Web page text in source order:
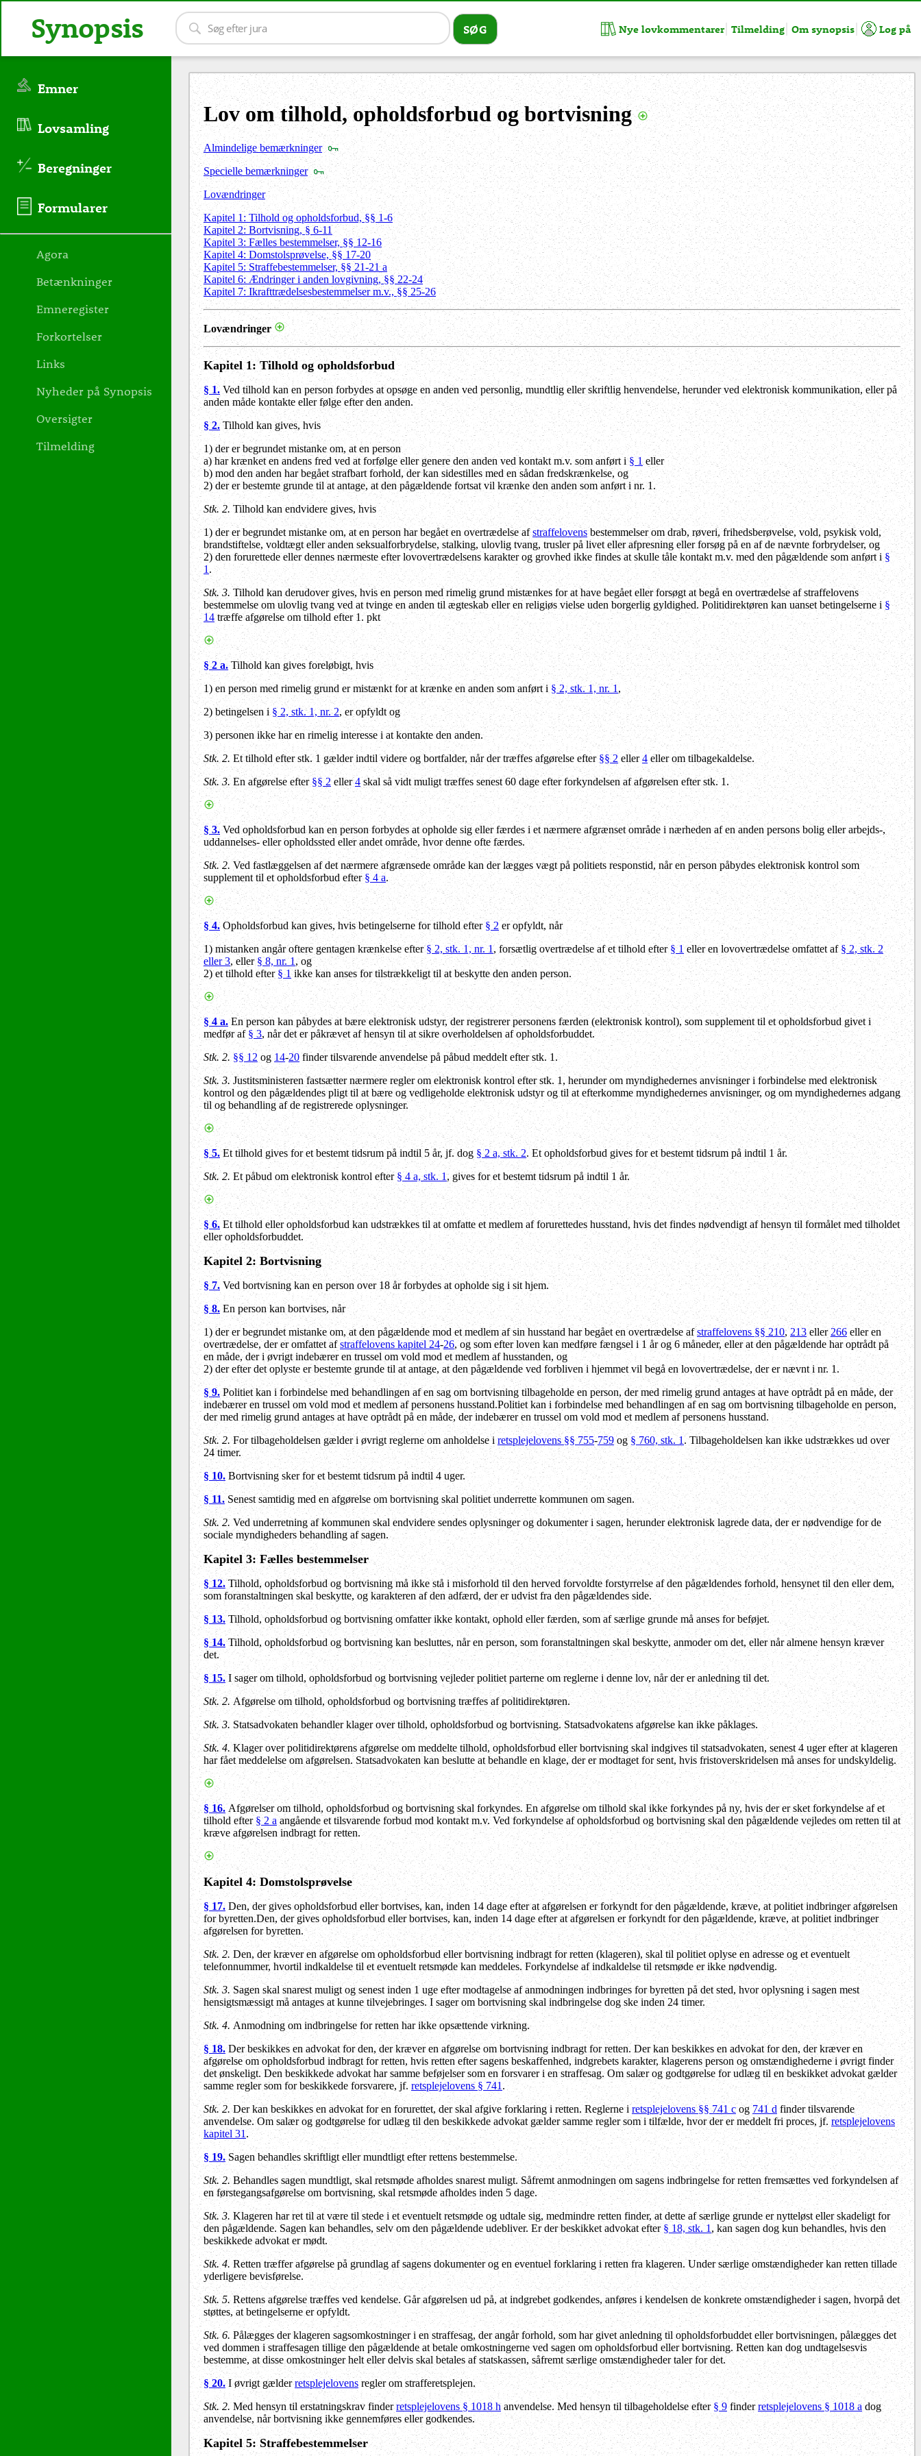
Lov om tilhold, opholdsforbud og bortvisning
Almindelige bemærkninger
Specielle bemærkninger
Lovændringer
Kapitel 1: Tilhold og opholdsforbud, §§ 1-6
Kapitel 2: Bortvisning, § 6-11
Kapitel 3: Fælles bestemmelser, §§ 12-16
Kapitel4: Domstolsprøvelse, §§ 17-20
Kapitel 5: Straffebestemmelser, §§ 21-21 a
Kapitel6: Ændringer i anden lovgivning, §§ 22-24
Kapitel7: Ikrafttrædelsesbestemmelser m.v., §§ 25-26
Lovændringer
Kapitel 1: Tilhold og opholdsforbud
§ 1. Ved tilhold kan en person forbydes at opsøge en anden ved personlig, mundtlig eller skriftlig henvendelse, herunder ved elektronisk kommunikation, eller på
anden måde kontakte eller følge efter den anden.
§ 2. Tilhold kan gives, hvis
1) der er begrundet mistanke om, at en person
a) har krænket en andens fred ved at forfølge eller genere den anden ved kontakt m.v. som anført i§ 1eller
b) mod den anden har begået strafbart forhold, der kan sidestilles med en sådan fredskrænkelse, og
2) der er bestemte grunde til at antage, at den pågældende fortsat vil krænke den anden som anført i nr. 1.
Stk. 2. Tilhold kan endvidere gives, hvis
1) der er begrundet mistanke om, at en person har begået en overtrædelse afstraffelovensbestemmelser om drab, røveri, frihedsberøvelse, vold, psykisk vold,
brandstiftelse, voldtægt eller anden seksualforbrydelse, stalking, ulovlig tvang, trusler på livet eller afpresning eller forsøg på en af de nævnte forbrydelser, og
2) den forurettede eller dennes nærmeste efter lovovertrædelsens karakter og grovhed ikke findes at skulle tåle kontakt m.v. med den pågældende som anført i§
1 .
Stk. 3. Tilhold kan derudover gives, hvis en person med rimelig grund mistænkes for at have begået eller forsøgt at begå en overtrædelse af straffelovens
bestemmelse om ulovlig tvang ved at tvinge en anden til ægteskab eller en religiøs vielse uden borgerlig gyldighed. Politidirektøren kan uanset betingelserne i §
14 træffe afgørelse om tilhold efter 1. pkt
§ 2 a.Tilhold kan gives foreløbigt, hvis
1) en person med rimelig grund er mistænkt for at krænke en anden som anført i § 2, stk. 1, nr. 1 ,
2) betingelsen i§ 2, stk. 1, nr. 2, er opfyldt og
3) personen ikke har en rimelig interesse i at kontakte den anden.
Stk. 2. Et tilhold efter stk. 1 gælder indtil videre og bortfalder, når der træffes afgørelse efter§§ 2 eller4 eller om tilbagekaldelse.
Stk. 3.En afgørelse efter§§ 2eller4skal så vidt muligt træffes senest 60 dage efter forkyndelsen af afgørelsen efter stk. 1.
§ 3. Ved opholdsforbud kan en person forbydes at opholde sig eller færdes i et nærmere afgrænset område i nærheden af en anden persons bolig eller arbejds-,
uddannelses- eller opholdssted eller andet område, hvor denne ofte færdes.
Stk. 2. Ved fastlæggelsen af det nærmere afgrænsede område kan der lægges vægt på politiets responstid, når en person påbydes elektronisk kontrol som
supplement til et opholdsforbud efter§ 4 a.
§ 4. Opholdsforbud kan gives, hvis betingelserne for tilhold efter § 2 er opfyldt, når
1) mistanken angår oftere gentagen krænkelse efter§ 2, stk. 1, nr. 1, forsætlig overtrædelse af et tilhold efter§ 1 eller en lovovertrædelse omfattet af§ 2, stk. 2
eller 3, eller§ 8, nr. 1, og
2) et tilhold efter§ 1 ikke kan anses for tilstrækkeligt til at beskytte den anden person.
§ 4 a.En person kan påbydes at bære elektronisk udstyr, der registrerer personens færden (elektronisk kontrol), som supplement til et opholdsforbud givet i
medfør af§ 3, når det er påkrævet af hensyn til at sikre overholdelsen af opholdsforbuddet.
Stk. 2. §§ 12 og 14-20finder tilsvarende anvendelse på påbud meddelt efter stk. 1.
Stk. 3.Justitsministeren fastsætter nærmere regler om elektronisk kontrol efter stk. 1, herunder om myndighedernes anvisninger i forbindelse med elektronisk
kontrol og den pågældendes pligt til at bære og vedligeholde elektronisk udstyr og til at efterkomme myndighedernes anvisninger, og om myndighedernes adgang
til og behandling af de registrerede oplysninger.
§ 5.Et tilhold gives for et bestemt tidsrum på indtil 5 år, jf. dog § 2 a, stk. 2. Et opholdsforbud gives for et bestemt tidsrum på indtil 1 år.
Stk. 2. Et påbud om elektronisk kontrol efter § 4 a, stk. 1, gives for et bestemt tidsrum på indtil 1 år.
§ 6. Et tilhold eller opholdsforbud kan udstrækkes til at omfatte et medlem af forurettedes husstand, hvis det findes nødvendigt af hensyn til formålet med tilholdet
eller opholdsforbuddet.
Kapitel 2: Bortvisning
§ 7. Ved bortvisning kan en person over 18 år forbydes at opholde sig i sit hjem.
§ 8. En person kan bortvises, når
1) der er begrundet mistanke om, at den pågældende mod et medlem af sin husstand har begået en overtrædelse afstraffelovens §§ 210,213eller266eller en
overtrædelse, der er omfattet afstraffelovens kapitel 24-26, og som efter loven kan medføre fængsel i 1 år og 6 måneder, eller at den pågældende har optrådt på
en måde, der i øvrigt indebærer en trussel om vold mod et medlem af husstanden, og
2) der efter det oplyste er bestemte grunde til at antage, at den pågældende ved forbliven i hjemmet vil begå en lovovertrædelse, der er nævnt i nr. 1.
§ 9. Politiet kan i forbindelse med behandlingen af en sag om bortvisning tilbageholde en person, der med rimelig grund antages at have optrådt på en måde, der
indebærer en trussel om vold mod et medlem af personens husstand.Politiet kan i forbindelse med behandlingen af en sag om bortvisning tilbageholde en person,
der med rimelig grund antages at have optrådt på en måde, der indebærer en trussel om vold mod et medlem af personens husstand.
Stk. 2. For tilbageholdelsen gælder i øvrigt reglerne om anholdelse i retsplejelovens §§ 755-759og§ 760, stk. 1 . Tilbageholdelsen kan ikke udstrækkes ud over
24 timer.
§ 10. Bortvisning sker for et bestemt tidsrum på indtil 4 uger.
§ 11. Senest samtidig med en afgørelse om bortvisning skal politiet underrette kommunen om sagen.
Stk. 2. Ved underretning af kommunen skal endvidere sendes oplysninger og dokumenter i sagen, herunder elektronisk lagrede data, der er nødvendige for de
sociale myndigheders behandling af sagen.
Kapitel 3: Fælles bestemmelser
§ 12. Tilhold, opholdsforbud og bortvisning må ikke stå i misforhold til den herved forvoldte forstyrrelse af den pågældendes forhold, hensynet til den eller dem,
som foranstaltningen skal beskytte, og karakteren af den adfærd, der er udvist fra den pågældendes side.
§ 13. Tilhold, opholdsforbud og bortvisning omfatter ikke kontakt, ophold eller færden, som af særlige grunde må anses for beføjet.
§ 14. Tilhold, opholdsforbud og bortvisning kan besluttes, når en person, som foranstaltningen skal beskytte, anmoder om det, eller når almene hensyn kræver
det.
§ 15. I sager om tilhold, opholdsforbud og bortvisning vejleder politiet parterne om reglerne i denne lov, når der er anledning til det.
Stk. 2. Afgørelse om tilhold, opholdsforbud og bortvisning træffes af politidirektøren.
Stk. 3. Statsadvokaten behandler klager over tilhold, opholdsforbud og bortvisning. Statsadvokatens afgørelse kan ikke påklages.
Stk. 4.Klager over politidirektørens afgørelse om meddelte tilhold, opholdsforbud eller bortvisning skal indgives til statsadvokaten, senest 4 uger efter at klageren
har fået meddelelse om afgørelsen. Statsadvokaten kan beslutte at behandle en klage, der er modtaget for sent, hvis fristoverskridelsen må anses for undskyldelig.
§ 16. Afgørelser om tilhold, opholdsforbud og bortvisning skal forkyndes. En afgørelse om tilhold skal ikke forkyndes på ny, hvis der er sket forkyndelse af et
tilhold efter§ 2 aangående et tilsvarende forbud mod kontakt m.v. Ved forkyndelse af opholdsforbud og bortvisning skal den pågældende vejledes om retten til at
kræve afgørelsen indbragt for retten.
Kapitel4: Domstolsprøvelse
§ 17. Den, der gives opholdsforbud eller bortvises, kan, inden 14 dage efter at afgørelsen er forkyndt for den pågældende, kræve, at politiet indbringer afgørelsen
for byretten.Den, der gives opholdsforbud eller bortvises, kan, inden 14 dage efter at afgørelsen er forkyndt for den pågældende, kræve, at politiet indbringer
afgørelsen for byretten.
Stk. 2. Den, der kræver en afgørelse om opholdsforbud eller bortvisning indbragt for retten (klageren), skal til politiet oplyse en adresse og et eventuelt
telefonnummer, hvortil indkaldelse til et eventuelt retsmøde kan meddeles. Forkyndelse af indkaldelse til retsmøde er ikke nødvendig.
Stk.3. Sagen skal snarest muligt og senest inden 1 uge efter modtagelse af anmodningen indbringes for byretten på det sted, hvor oplysning i sagen mest
hensigtsmæssigt må antages at kunne tilvejebringes. I sager om bortvisning skal indbringelse dog ske inden 24 timer.
Stk.4. Anmodning om indbringelse for retten har ikke opsættende virkning.
§ 18. Der beskikkes en advokat for den, der kræver en afgørelse om bortvisning indbragt for retten. Der kan beskikkes en advokat for den, der kræver en
afgørelse om opholdsforbud indbragt for retten, hvis retten efter sagens beskaffenhed, indgrebets karakter, klagerens person og omstændighederne i øvrigt finder
det ønskeligt. Den beskikkede advokat har samme beføjelser som en forsvarer i en straffesag. Om salær og godtgørelse for udlæg til en beskikket advokat gælder
samme regler som for beskikkede forsvarere, jf. retsplejelovens § 741 .
Stk. 2. Der kan beskikkes en advokat for en forurettet, der skal afgive forklaring i retten. Reglerne iretsplejelovens §§ 741 cog 741 d finder tilsvarende
anvendelse. Om salær og godtgørelse for udlæg til den beskikkede advokat gælder samme regler som i tilfælde, hvor der er meddelt fri proces, jf. retsplejelovens
kapitel 31.
§ 19. Sagen behandles skriftligt eller mundtligt efter rettens bestemmelse.
Stk. 2. Behandles sagen mundtligt, skal retsmøde afholdes snarest muligt. Såfremt anmodningen om sagens indbringelse for retten fremsættes ved forkyndelsen af
en førstegangsafgørelse om bortvisning, skal retsmøde afholdes inden 5 dage.
Stk.3. Klageren har ret til at være til stede i et eventuelt retsmøde og udtale sig, medmindre retten finder, at dette af særlige grunde er nytteløst eller skadeligt for
den pågældende. Sagen kan behandles, selv om den pågældende udebliver. Er der beskikket advokat efter § 18, stk. 1, kan sagen dog kun behandles, hvis den
beskikkede advokat er mødt.
Stk.4. Retten træffer afgørelse på grundlag af sagens dokumenter og en eventuel forklaring i retten fra klageren. Under særlige omstændigheder kan retten tillade
yderligere bevisførelse.
Stk.5. Rettens afgørelse træffes ved kendelse. Går afgørelsen ud på, at indgrebet godkendes, anføres i kendelsen de konkrete omstændigheder i sagen, hvorpå det
støttes, at betingelserne er opfyldt.
Stk.6. Pålægges der klageren sagsomkostninger i en straffesag, der angår forhold, som har givet anledning til opholdsforbuddet eller bortvisningen, pålægges det
ved dommen i straffesagen tillige den pågældende at betale omkostningerne ved sagen om opholdsforbud eller bortvisning. Retten kan dog undtagelsesvis
bestemme, at disse omkostninger helt eller delvis skal betales af statskassen, såfremt særlige omstændigheder taler for det.
§ 20. I øvrigt gælderretsplejelovensregler om strafferetsplejen.
Stk. 2. Med hensyn til erstatningskrav finderretsplejelovens § 1018 h anvendelse. Med hensyn til tilbageholdelse efter § 9finderretsplejelovens § 1018 adog
anvendelse, når bortvisning ikke gennemføres eller godkendes.
Kapitel5: Straffebestemmelser
Emner
Lovsamling
Beregninger
Formularer
Agora
Betænkninger
Emneregister
Forkortelser
Links
Nyheder på Synopsis
Oversigter
Tilmelding
Synopsis Nye lovkommentarer Tilmelding Om synopsis Log på